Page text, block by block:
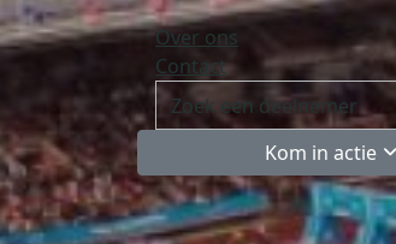
Over ons
Contact
Kom in actie